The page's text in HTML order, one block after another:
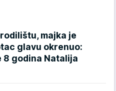
majka je
glavu okrenuo:
8 godina Natalija